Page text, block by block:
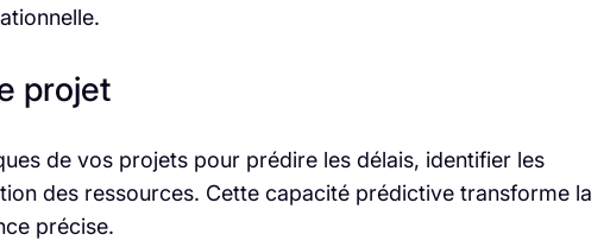
projet
de vos projets pour prédire les délais, identifier les
des ressources. Cette capacité prédictive transforme la
précise.